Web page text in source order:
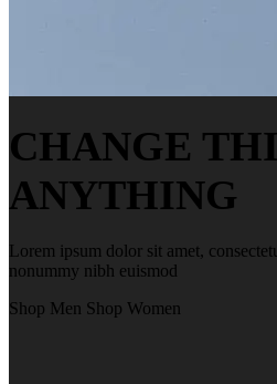
CHANGE
ANYTHING
Lorem ipsum dolor sit amet,
nonummy nibh euismod
Shop Men Shop Women